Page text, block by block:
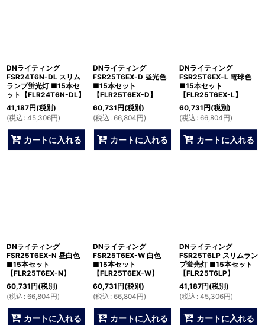
DNライティング
FSR24T6N-DL スリム
ランプ蛍光灯 ■15本セ
ット【FLR24T6N-DL】
41,187円(税別)
(税込 : 45,306円)
カートに入れる
DNライティング
FSR25T6EX-D 昼光色
■15本セット
【FLR25T6EX-D】
60,731円(税別)
(税込 : 66,804円)
カートに入れる
DNライティング
FSR25T6EX-L 電球色
■15本セット
【FLR25T6EX-L】
60,731円(税別)
(税込 : 66,804円)
カートに入れる
DNライティング
FSR25T6EX-N 昼白色
■15本セット
【FLR25T6EX-N】
60,731円(税別)
(税込 : 66,804円)
カートに入れる
DNライティング
FSR25T6EX-W 白色
■15本セット
【FLR25T6EX-W】
60,731円(税別)
(税込 : 66,804円)
カートに入れる
DNライティング
FSR25T6LP スリムラン
プ蛍光灯 ■15本セット
【FLR25T6LP】
41,187円(税別)
(税込 : 45,306円)
カートに入れる